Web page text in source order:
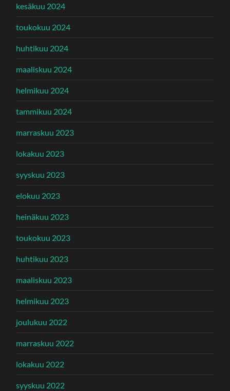
kesäkuu 2024
toukokuu 2024
huhtikuu 2024
maaliskuu 2024
helmikuu 2024
tammikuu 2024
marraskuu 2023
lokakuu 2023
syyskuu 2023
elokuu 2023
heinäkuu 2023
toukokuu 2023
huhtikuu 2023
maaliskuu 2023
helmikuu 2023
joulukuu 2022
marraskuu 2022
lokakuu 2022
syyskuu 2022